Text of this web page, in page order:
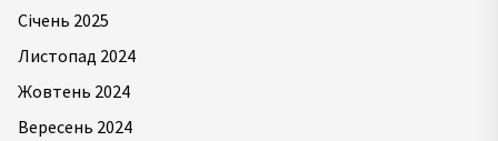
Січень 2025
Листопад 2024
Жовтень 2024
Вересень 2024